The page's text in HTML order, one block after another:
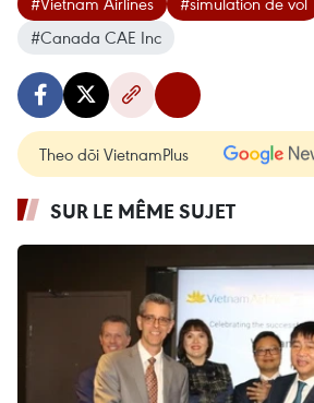
#Canada CAE Inc
Theo dõi VietnamPlus
SUR LE MÊME SUJET